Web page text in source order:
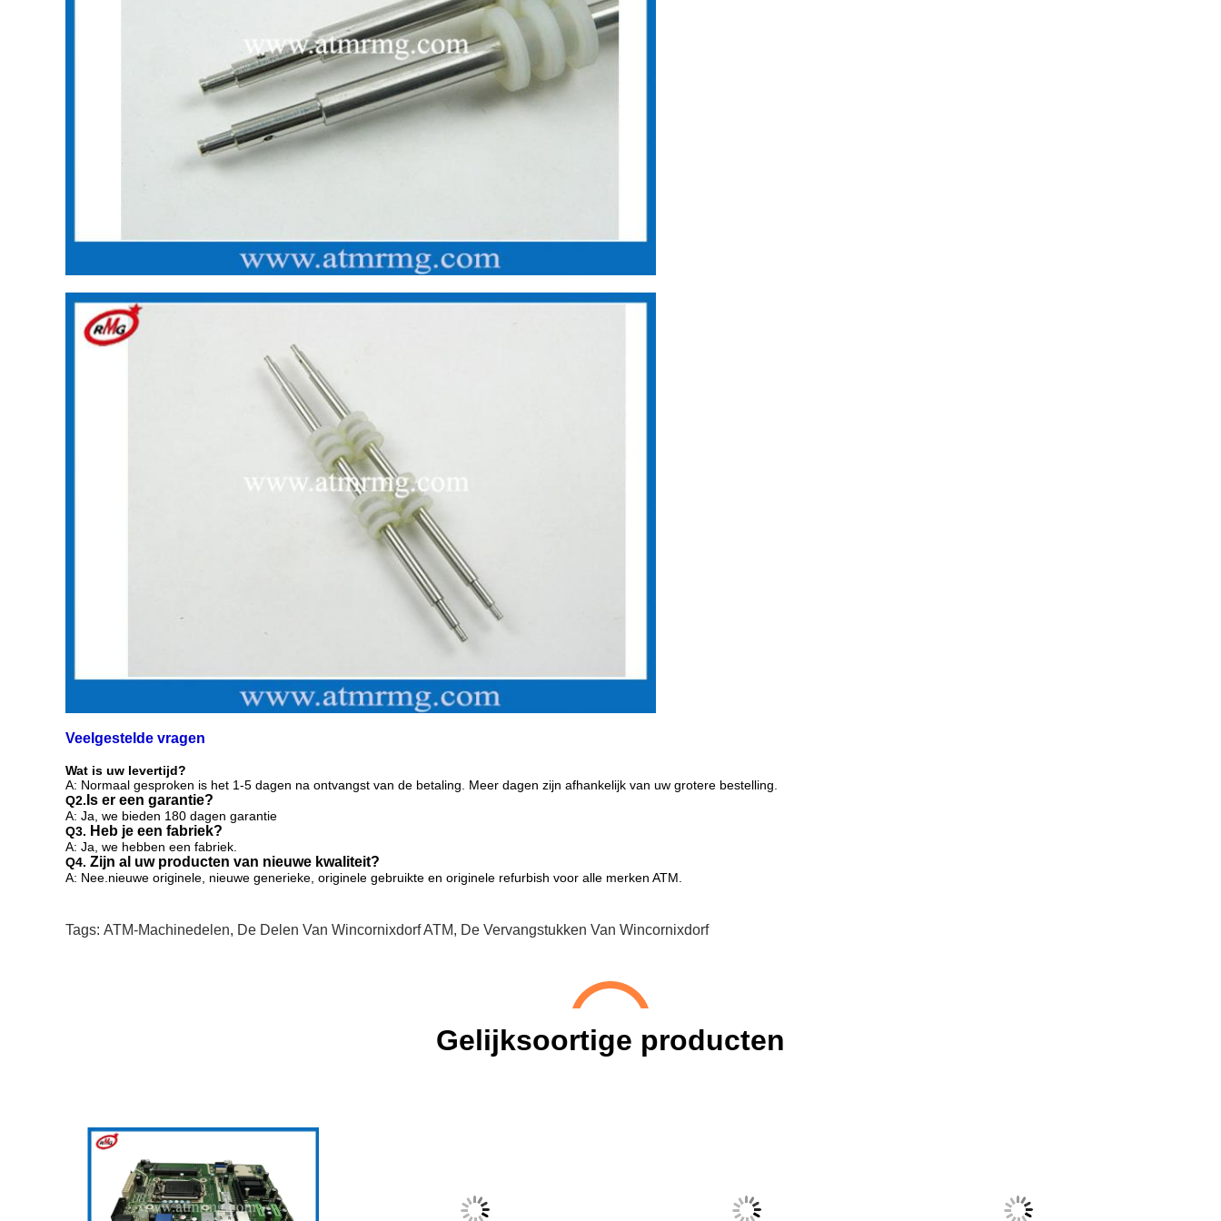
Veelgestelde vragen
Wat is uw levertijd?
A: Normaal gesproken is het 1-5 dagen na ontvangst van de betaling. Meer dagen zijn afhankelijk van uw grotere bestelling.
Q2. Is er een garantie?
A: Ja, we bieden 180 dagen garantie
Q3. Heb je een fabriek?
A: Ja, we hebben een fabriek.
Q4. Zijn al uw producten van nieuwe kwaliteit?
A: Nee. nieuwe originele, nieuwe generieke, originele gebruikte en originele refurbish voor alle merken ATM.
Tags: ATM-Machinedelen, De Delen Van Wincornixdorf ATM, De Vervangstukken Van Wincornixdorf
Gelijksoortige producten